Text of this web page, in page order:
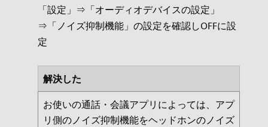
「設定」⇒「オーディオデバイスの設定」
⇒「ノイズ抑制機能」の設定を確認しOFFに設
定
解決した
お使いの通話・会議アプリによっては、アプ
リ側のノイズ抑制機能をヘッドホンのノイズ